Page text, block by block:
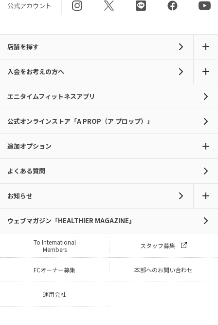
公式アカウント
店舗を探す
入会をお考えの方へ
エニタイムフィットネスアプリ
公式オンラインストア「A PROP（ア プロップ）」
追加オプション
よくある質問
お知らせ
ウェブマガジン「HEALTHIER MAGAZINE」
To International
Members
スタッフ募集
FCオーナー募集 本部へのお問い合わせ
運用会社